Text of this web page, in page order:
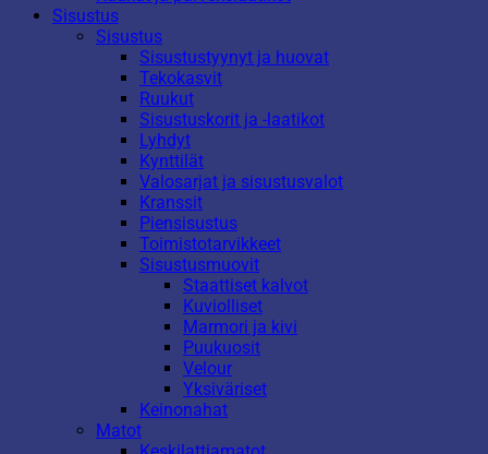
Sisustus
Sisustus
Sisustustyynyt ja huovat
Tekokasvit
Ruukut
Sisustuskorit ja -laatikot
Lyhdyt
Kynttilät
Valosarjat ja sisustusvalot
Kranssit
Piensisustus
Toimistotarvikkeet
Sisustusmuovit
Staattiset kalvot
Kuviolliset
Marmori ja kivi
Puukuosit
Velour
Yksiväriset
Keinonahat
Matot